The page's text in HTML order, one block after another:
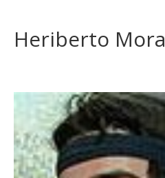
Heriberto Mora